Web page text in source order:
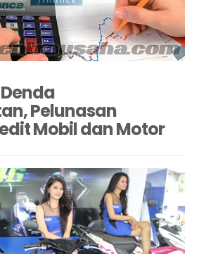
Pelunasan
Mobil dan Motor